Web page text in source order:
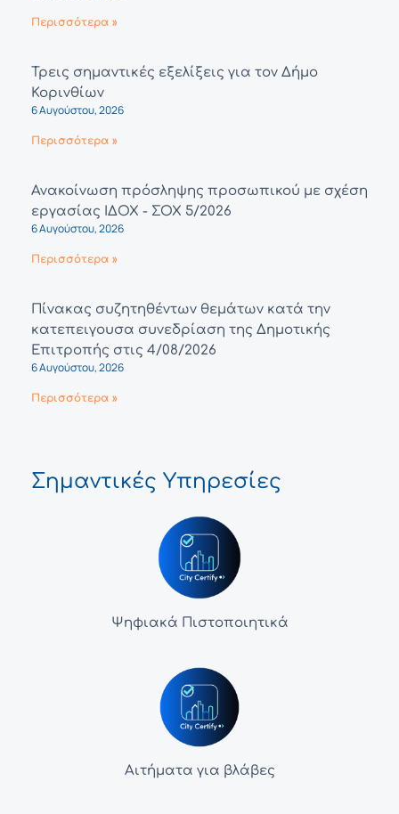
Περισσότερα »
Τρεις σημαντικές εξελίξεις για τον Δήμο
Κορινθίων
6 Αυγούστου, 2026
Περισσότερα »
Ανακοίνωση πρόσληψης προσωπικού με σχέση
εργασίας ΙΔΟΧ - ΣΟΧ 5/2026
6 Αυγούστου, 2026
Περισσότερα »
Πίνακας συζητηθέντων θεμάτων κατά την
κατεπειγουσα συνεδρίαση της Δημοτικής
Επιτροπής στις 4/08/2026
6 Αυγούστου, 2026
Περισσότερα »
Σημαντικές Υπηρεσίες
Ψηφιακά Πιστοποιητικά
Αιτήματα για βλάβες